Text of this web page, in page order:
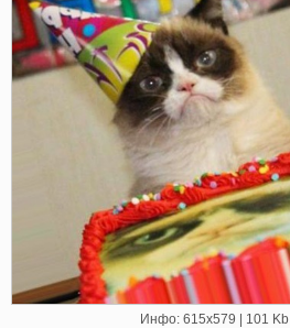
Инфо: 615х579 | 101 Kb